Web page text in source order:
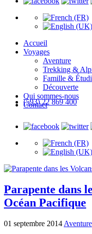
Accueil
Voyages
Aventure
Trekking &
Famille &
Découverte
Qui sommes-nous
Contact
(593) 22 869 400
Parapente dans
Océan Pacifique
01 septembre 2014 Aventure